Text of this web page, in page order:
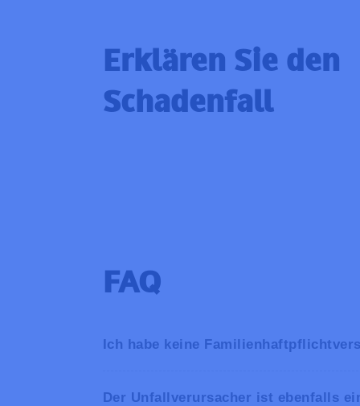
Erklären Sie den
Schadenfall
FAQ
Ich habe keine
Der Unfallverursacher ist ebenfalls